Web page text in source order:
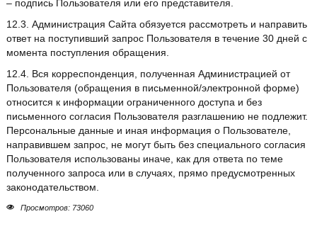
– подпись Пользователя или его представителя.
12.3. Администрация Сайта обязуется рассмотреть и направить
ответ на поступивший запрос Пользователя в течение 30 дней с
момента поступления обращения.
12.4. Вся корреспонденция, полученная Администрацией от
Пользователя (обращения в письменной/электронной форме)
относится к информации ограниченного доступа и без
письменного согласия Пользователя разглашению не подлежит.
Персональные данные и иная информация о Пользователе,
направившем запрос, не могут быть без специального согласия
Пользователя использованы иначе, как для ответа по теме
полученного запроса или в случаях, прямо предусмотренных
законодательством.
Просмотров: 73060